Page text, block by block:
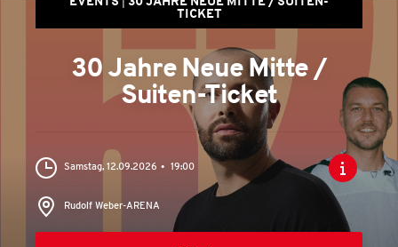
TICKET
30 Jahre Neue Mitte /
Suiten-Ticket
Samstag, 12.09.2026 19:00
Rudolf Weber-ARENA